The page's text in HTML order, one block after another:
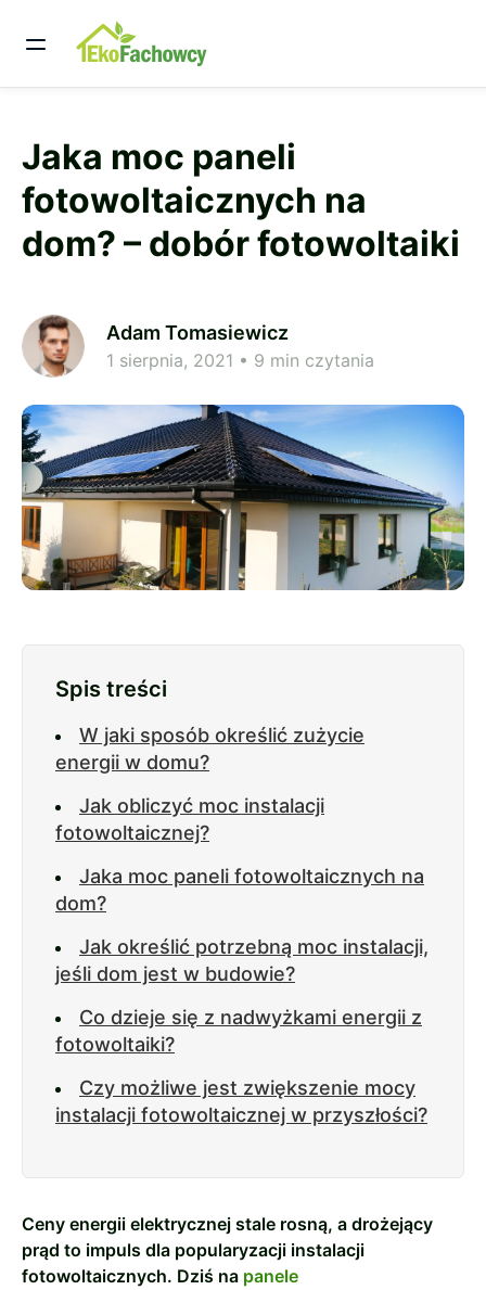
Jaka moc paneli
fotowoltaicznych na
dom? – dobór fotowoltaiki
Adam Tomasiewicz
1 sierpnia, 2021 • 9 min czytania
Spis treści
W jaki sposób określić zużycie
energii w domu?
Jak obliczyć moc instalacji
fotowoltaicznej?
Jaka moc paneli fotowoltaicznych na
dom?
Jak określić potrzebną moc instalacji,
jeśli dom jest w budowie?
Co dzieje się z nadwyżkami energii z
fotowoltaiki?
Czy możliwe jest zwiększenie mocy
instalacji fotowoltaicznej w przyszłości?
Ceny energii elektrycznej stale rosną, a drożejący
prąd to impuls dla popularyzacji instalacji
fotowoltaicznych. Dziś na panele